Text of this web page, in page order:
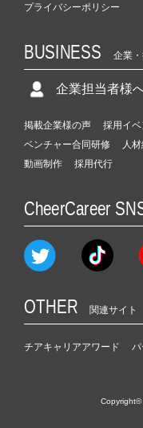
プライバシーポリシー
BUSINESS 企業
企業担当者様
掲載企業様の声 採用イベ
ベンチャー合同研修
人
動画制作
採用代行
CheerCareer
OTHER 関連サイト
チアキャリアアワード
Copyright©